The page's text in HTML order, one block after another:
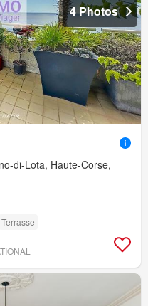
4 Photos
di-Lota, Haute-Corse,
Terrasse